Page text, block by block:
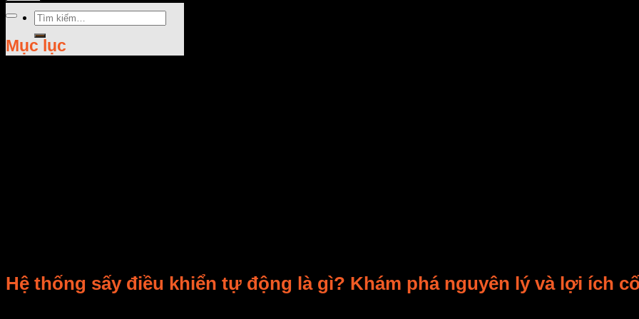
Tìm
kiếm:
Mục lục
Hệ thống sấy điều khiển tự động là gì? Khám phá nguyên lý và lợi ích